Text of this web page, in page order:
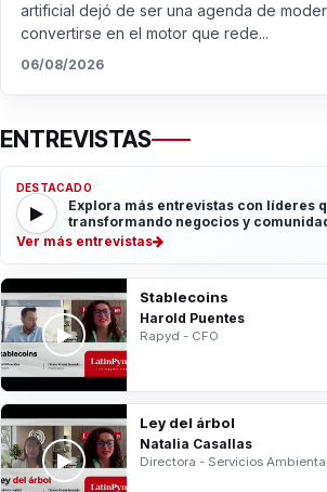
artificial dejó de ser una agenda de
convertirse en el motor que rede...
06/08/2026
ENTREVISTAS
DESTACADO
Explora más entrevistas con líderes
transformando negocios y
Ver más entrevistas
Stablecoins
Harold Puentes
Rapyd - CFO
Ley del árbol
Natalia Casallas
Directora - Servicios